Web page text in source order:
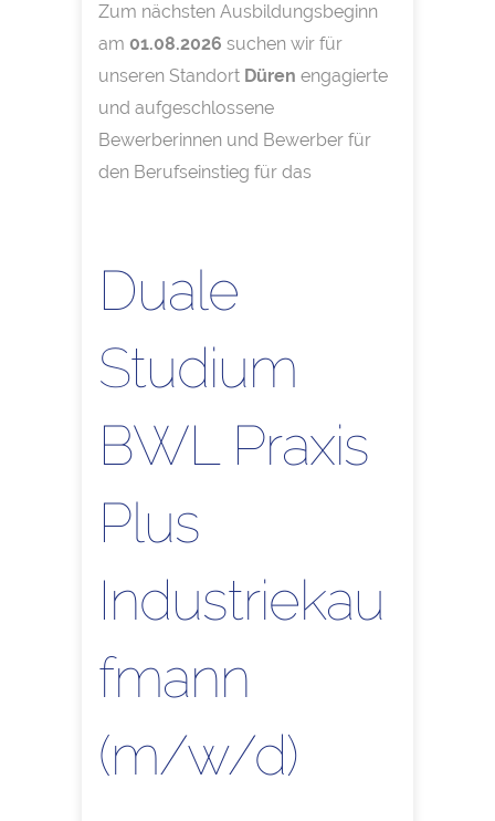
Zum nächsten Ausbildungsbeginn
am 01.08.2026 suchen wir für
unseren Standort Düren engagierte
und aufgeschlossene
Bewerberinnen und Bewerber für
den Berufseinstieg für das
Duale
Studium
BWL Praxis
Plus
Industriekau
fmann
(m/w/d)